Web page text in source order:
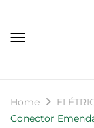
Home
Conector